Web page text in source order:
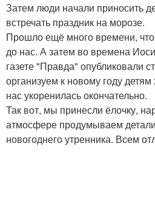
Затем люди начали приносить
встречать праздник на морозе.
Прошло ещё много времени,
до нас. А затем во времена
газете "Правда" опубликовали
организуем к новому году
нас укоренилась окончательно.
Так вот, мы принесли ёлочку,
атмосфере продумываем
новогоднего утренника. Всем